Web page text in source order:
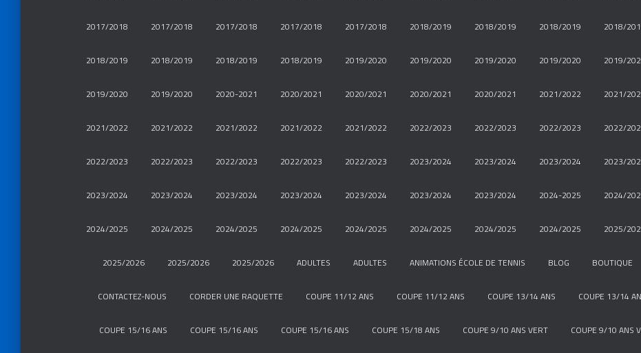
2017/2018 2017/2018 2017/2018 2017/2018 2017/2018 2018/2019 2018/2019 2018/2019 2018/
2018/2019 2018/2019 2018/2019 2018/2019 2019/2020 2019/2020 2019/2020 2019/2020 2019/
2019/2020 2019/2020 2020-2021 2020/2021 2020/2021 2020/2021 2020/2021 2021/2022 2021/
2021/2022 2021/2022 2021/2022 2021/2022 2021/2022 2022/2023 2022/2023 2022/2023 2022/
2022/2023 2022/2023 2022/2023 2022/2023 2022/2023 2023/2024 2023/2024 2023/2024 2023/
2023/2024 2023/2024 2023/2024 2023/2024 2023/2024 2023/2024 2023/2024 2024-2025 2024/
2024/2025 2024/2025 2024/2025 2024/2025 2024/2025 2024/2025 2024/2025 2024/2025 2025/
2025/2026 2025/2026 2025/2026 ADULTES ADULTES ANIMATIONS ÉCOLE DE TENNIS BLOG BOUTIQUE
CONTACTEZ-NOUS CORDER UNE RAQUETTE COUPE 11/12 ANS COUPE 11/12 ANS COUPE 13/14 ANS COUPE 13/14
COUPE 15/16 ANS COUPE 15/16 ANS COUPE 15/16 ANS COUPE 15/18 ANS COUPE 9/10 ANS VERT COUPE 9/10 ANS